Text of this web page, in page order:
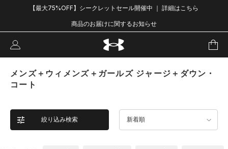
【最大75%OFF】シークレットセール開催中 ｜ 詳細はこちら
商品のお届けに関するお知らせ
メンズ＋ウィメンズ＋ガールズ ジャージ＋ダウン・
コート
絞り込み検索 新着順